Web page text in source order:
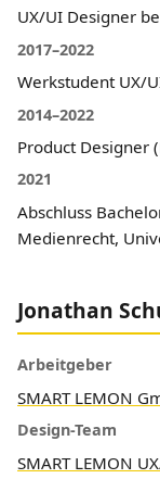
UX/UI Designer
2017–2022
Werkstudent UX/
2014–2022
Product Designer
2021
Abschluss
Medienrecht,
Jonathan
Arbeitgeber
SMART LEMON
Design-Team
SMART LEMON